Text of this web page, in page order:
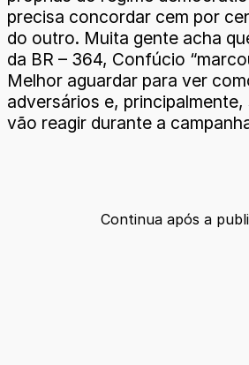
precisa concordar cem por
do outro. Muita gente acha
da BR – 364, Confúcio
Melhor aguardar para ver
adversários e,
vão reagir durante a
Continua após a